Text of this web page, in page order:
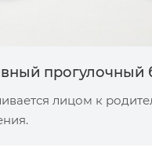
прогулочный
лицом к